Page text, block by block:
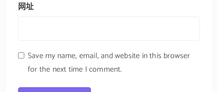
网址
Save my name, email, and website in this browser
for the next time I comment.